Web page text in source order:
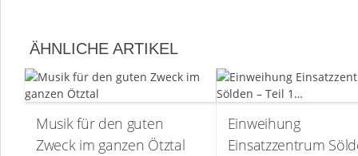
ÄHNLICHE ARTIKEL
Musik für den guten
Zweck im ganzen Ötztal
Einweihung
Einsatzzentrum